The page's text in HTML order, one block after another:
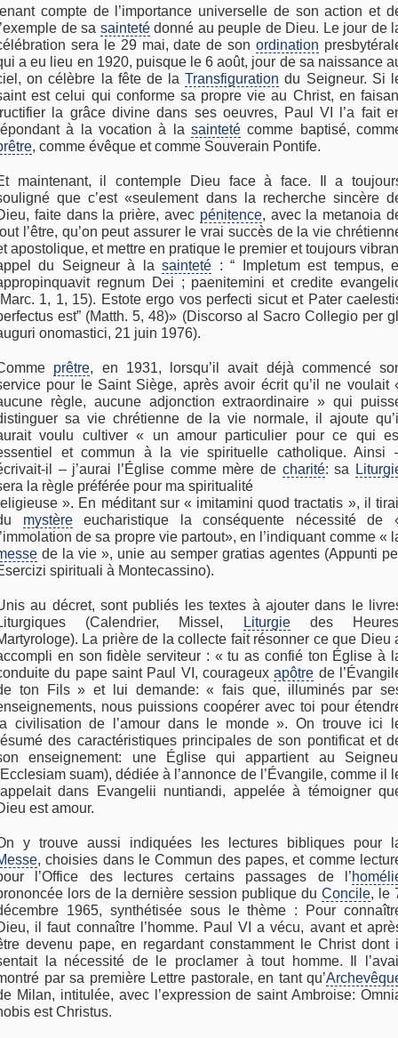
compte de l’importance universelle de son action et
de sa saintetédonné au peuple de Dieu. Le jour de
sera le 29 mai, date de sonordination
a eu lieu en 1920, puisque le 6 août, jour de sa naissance
on célèbre la fête de laTransfiguration du Seigneur. Si
est celui qui conforme sa propre vie au Christ, en
la grâce divine dans ses oeuvres, Paul VI l’a fait
à la vocation à la sainteté comme baptisé,
, comme évêque et comme Souverain Pontife.
maintenant, il contemple Dieu face à face. Il a
que c’est «seulement dans la recherche sincère
faite dans la prière, avec pénitence, avec la metanoia
l’être, qu’on peut assurer le vrai succès de la vie
apostolique, et mettre en pratique le premier et toujours
du Seigneur à lasainteté : “ Impletum est tempus,
regnum Dei ; paenitemini et credite
1, 1, 15). Estote ergo vos perfecti sicut et Pater
est” (Matth. 5, 48)» (Discorso al Sacro Collegio per
onomastici, 21 juin 1976).
prêtre, en 1931, lorsqu’il avait déjà commencé
pour le Saint Siège, après avoir écrit qu’il ne voulait
règle, aucune adjonction extraordinaire » qui
sa vie chrétienne de la vie normale, il ajoute
voulu cultiver « un amour particulier pour ce qui
et commun à la vie spirituelle catholique. Ainsi
il – j’aurai l’Église comme mère de charité: sa
la règle préférée pour ma spiritualité
». En méditant sur « imitamini quod tractatis », il
mystèreeucharistique la conséquente nécessité de
de sa propre vie partout», en l’indiquant comme «
de la vie », unie au semper gratias agentes (Appunti
spirituali à Montecassino).
au décret, sont publiés les textes à ajouter dans le
(Calendrier, Missel,
Liturgiedes
La prière de la collecte fait résonner ce que Dieu
en son fidèle serviteur : « tu as confié ton Église à
du pape saint Paul VI, courageuxapôtre de
ton Fils » et lui demande: « fais que, illuminés par
nous puissions coopérer avec toi pour
civilisation de l’amour dans le monde ». On trouve ici
des caractéristiques principales de son pontificat et
enseignement: une Église qui appartient au
suam), dédiée à l’annonce de l’Évangile, comme il
dans Evangelii nuntiandi, appelée à témoigner
est amour.
y trouve aussi indiquées les lectures bibliques pour
, choisies dans le Commun des papes, et comme
l’Office des lectures certains passages de l’
lors de la dernière session publique du Concile, le
1965, synthétisée sous le thème : Pour
il faut connaître l’homme. Paul VI a vécu, avant et
devenu pape, en regardant constamment le Christ dont
la nécessité de le proclamer à tout homme. Il
par sa première Lettre pastorale, en tant qu’
Milan, intitulée, avec l’expression de saint Ambroise:
est Christus.